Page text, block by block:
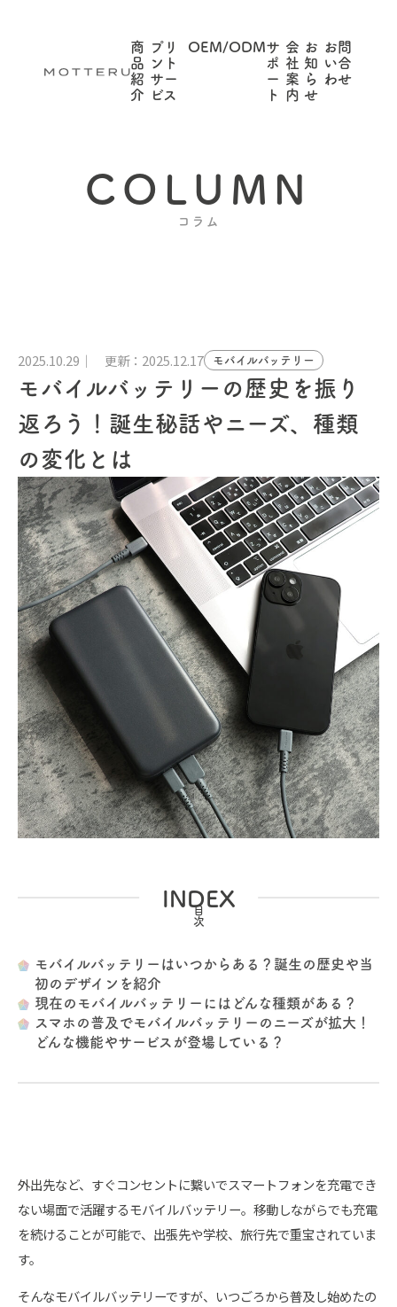
商
品
紹
介
プリ
ント
サー
ビス
OEM/ODMサ
ポ
ー
ト
会
社
案
内
お
知
ら
せ
お問
い合
わせ
COLUMN
コラム
2025.10.29 更新：2025.12.17 モバイルバッテリー
モバイルバッテリーの歴史を振り
返ろう！誕生秘話やニーズ、種類
の変化とは
INDEX
モバイルバッテリーはいつからある？誕生の歴史や当
初のデザインを紹介
現在のモバイルバッテリーにはどんな種類がある？
スマホの普及でモバイルバッテリーのニーズが拡大！
どんな機能やサービスが登場している？
外出先など、すぐコンセントに繋いでスマートフォンを充電でき
ない場面で活躍するモバイルバッテリー。移動しながらでも充電
を続けることが可能で、出張先や学校、旅行先で重宝されていま
す。
そんなモバイルバッテリーですが、いつごろから普及し始めたの